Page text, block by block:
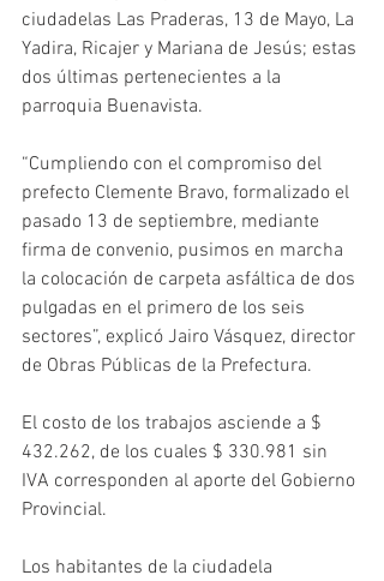
ciudadelas Las Praderas, 13 de Mayo, La
Yadira, Ricajer y Mariana de Jesús; estas
dos últimas pertenecientes a la
parroquia Buenavista.
“Cumpliendo con el compromiso del
prefecto Clemente Bravo, formalizado el
pasado 13 de septiembre, mediante
firma de convenio, pusimos en marcha
la colocación de carpeta asfáltica de dos
pulgadas en el primero de los seis
sectores”, explicó Jairo Vásquez, director
de Obras Públicas de la Prefectura.
El costo de los trabajos asciende a $
432.262, de los cuales $ 330.981 sin
IVA corresponden al aporte del Gobierno
Provincial.
Los habitantes de la ciudadela